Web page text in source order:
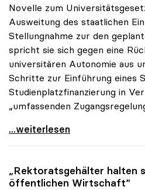
Novelle zum
Ausweitung des staatlichen
Stellungnahme zur den
spricht sie sich gegen eine
universitären Autonomie aus
Schritte zur Einführung eines
Studienplatzfinanzierung in
„umfassenden
Uni-Gesetz: Unis bangen um
...weiterlesen
„Rektoratsgehälter halten
öffentlichen Wirtschaft“